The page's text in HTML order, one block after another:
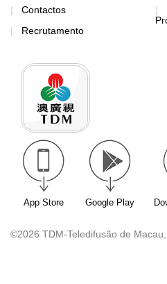
Contactos
Recrutamento
App Store Google Play
©2026 TDM-Teledifusão de